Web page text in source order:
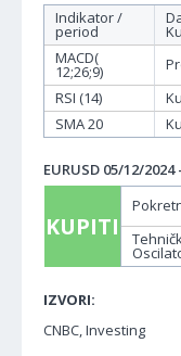
Indikator /
period
MACD(
12;26;9)
RSI (14)
SMA 20
EURUSD 05/12/
KUPITI
IZVORI:
CNBC, Investing